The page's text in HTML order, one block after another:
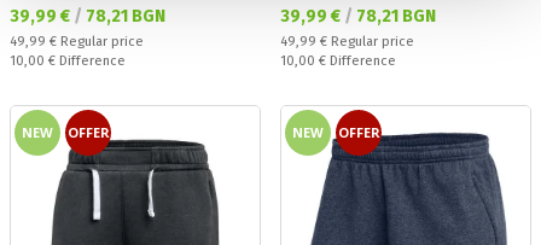
Текуща цена:
39,99 € / 78,21 BGN
Regular price:
49,99 € Regular price
Спестявате:
10,00 € Difference
Текуща цена:
39,99 € / 78,21 BGN
Regular price:
49,99 € Regular price
Спестявате:
10,00 € Difference
NEW OFFER NEW OFFER